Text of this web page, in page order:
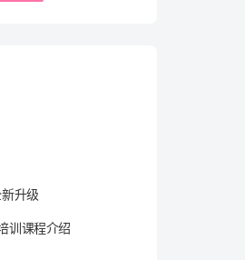
升级
训课程介绍